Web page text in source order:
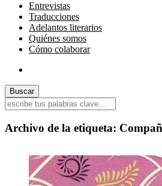
Entrevistas
Traducciones
Adelantos literarios
Quiénes somos
Cómo colaborar
Archivo de la etiqueta: